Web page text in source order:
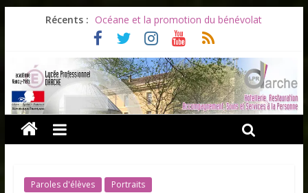
Récents : Océane et la promotion du bénévolat
Bonnes vacances à tous !
Infos rentrée septembre 2026
Soirée d’adieux au Lycée Darche
Les ULiS en haut du podium
Paroles d'élèves Portraits